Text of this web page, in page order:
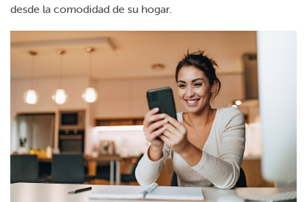
desde la comodidad de su hogar.